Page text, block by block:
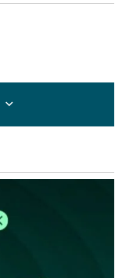
kirjautua